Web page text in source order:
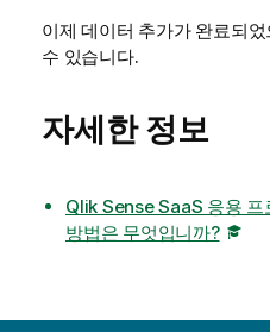
이제 데이터 추가가 완료되
수 있습니다.
자세한 정보
Qlik Sense SaaS 응용
방법은 무엇입니까?